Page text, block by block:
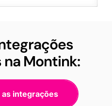
Montink:
integrações